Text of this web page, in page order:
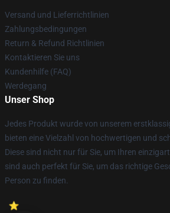
Versand und Lieferrichtlinien
Zahlungsbedingungen
Return & Refund Richtlinien
Kontaktieren Sie uns
Kundenhilfe (FAQ)
Werdegang
Unser Shop
Jedes Produkt wurde von unserem
bieten eine Vielzahl von hochwertigen und
Diese sind nicht nur für Sie, um Ihren
sind auch perfekt für Sie, um das richtige
Person zu finden.